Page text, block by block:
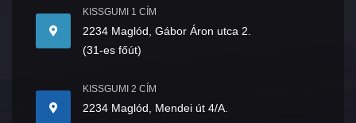
KISSGUMI 1 CÍM
2234 Maglód, Gábor Áron utca 2.
(31-es főút)
KISSGUMI 2 CÍM
2234 Maglód, Mendei út 4/A.